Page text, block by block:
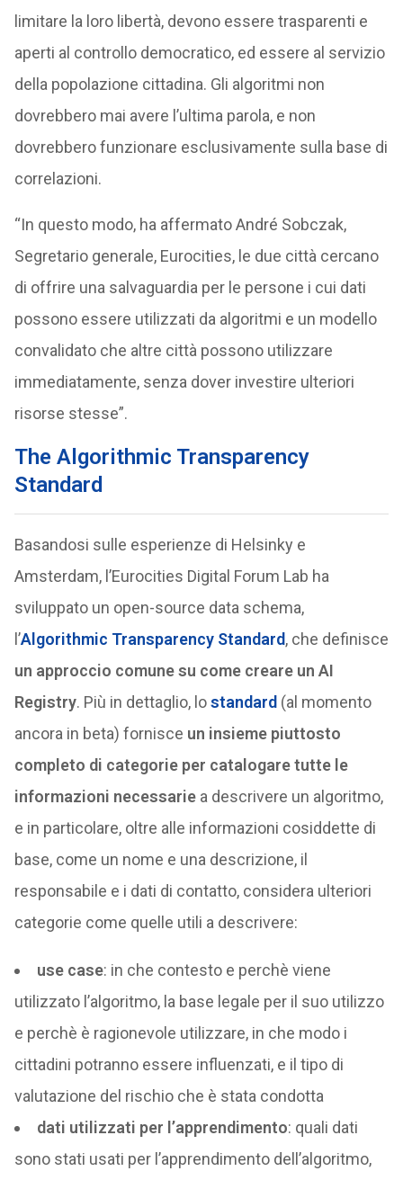
limitare la loro libertà, devono essere trasparenti e
aperti al controllo democratico, ed essere al servizio
della popolazione cittadina. Gli algoritmi non
dovrebbero mai avere l’ultima parola, e non
dovrebbero funzionare esclusivamente sulla base di
correlazioni.
“In questo modo, ha affermato André Sobczak,
Segretario generale, Eurocities, le due città cercano
di offrire una salvaguardia per le persone i cui dati
possono essere utilizzati da algoritmi e un modello
convalidato che altre città possono utilizzare
immediatamente, senza dover investire ulteriori
risorse stesse”.
The Algorithmic Transparency
Standard
Basandosi sulle esperienze di Helsinky e
Amsterdam, l’Eurocities Digital Forum Lab ha
sviluppato un open-source data schema,
l’Algorithmic Transparency Standard, che definisce
un approccio comune su come creare un AI
Registry. Più in dettaglio, lostandard (al momento
ancora in beta) fornisce un insieme piuttosto
completo di categorie per catalogare tutte le
informazioni necessariea descrivere un algoritmo,
e in particolare, oltre alle informazioni cosiddette di
base, come un nome e una descrizione, il
responsabile e i dati di contatto, considera ulteriori
categorie come quelle utili a descrivere:
use case: in che contesto e perchè viene
utilizzato l’algoritmo, la base legale per il suo utilizzo
e perchè è ragionevole utilizzare, in che modo i
cittadini potranno essere influenzati, e il tipo di
valutazione del rischio che è stata condotta
dati utilizzati per l’apprendimento: quali dati
sono stati usati per l’apprendimento dell’algoritmo,